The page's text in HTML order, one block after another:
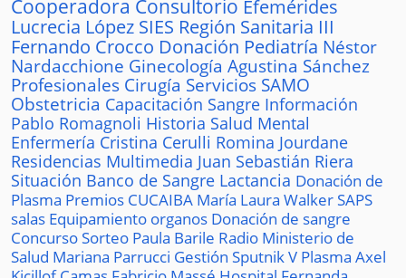
Cooperadora Consultorio Efemérides
Lucrecia López SIES Región Sanitaria III
Fernando Crocco Donación Pediatría Néstor
Nardacchione Ginecología Agustina Sánchez
Profesionales Cirugía Servicios SAMO
Obstetricia Capacitación Sangre Información
Pablo Romagnoli Historia Salud Mental
Enfermería Cristina Cerulli Romina Jourdane
Residencias Multimedia Juan Sebastián Riera
Situación Banco de Sangre Lactancia Donación de
Plasma Premios CUCAIBA María Laura WalkerSAPS
salas Equipamiento organos Donación de sangre
ConcursoSorteo Paula Barile Radio Ministerio de
Salud Mariana Parrucci Gestión Sputnik V Plasma Axel